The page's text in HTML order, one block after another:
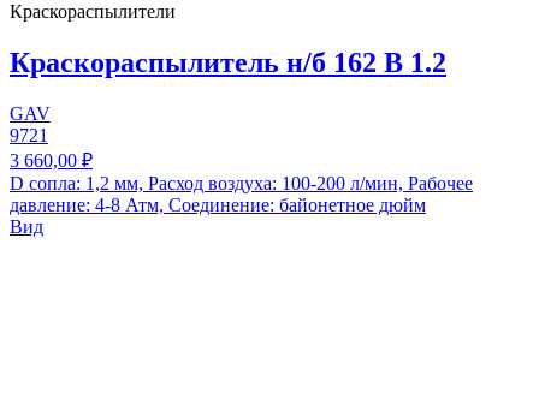
Краскораспылители
Краскораспылитель н/б 162 В 1.2
GAV
9721
3 660,00 ₽
D сопла: 1,2 мм, Расход воздуха: 100-200 л/мин, Рабочее
давление: 4-8 Атм, Соединение: байонетное дюйм
Вид